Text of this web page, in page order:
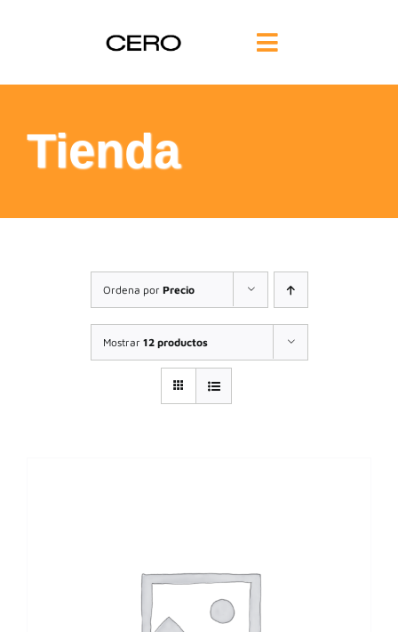
Toggle
Navigation
FILOSOFÍA
TE AYUDAMOS
FORMACIÓN
COMUNIDAD
Tienda
Ordena por Precio
Mostrar 12 productos